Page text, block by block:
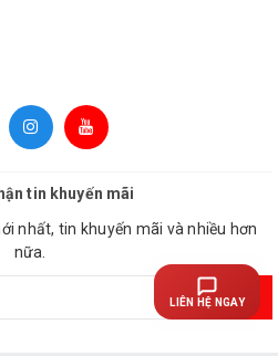
tin khuyến mãi
nhất, tin khuyến mãi và nhiều hơn
nữa.
Đăng ký
LIÊN HỆ NGAY